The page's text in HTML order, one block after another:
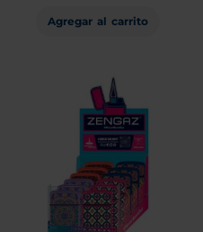
Agregar al carrito